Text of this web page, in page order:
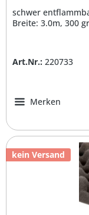
schwer
Breite: 3.0m, 300
Art.Nr.: 220733
Merken
kein Versand